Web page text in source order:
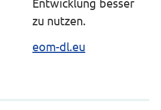
zu nutzen.
eom-dl.eu